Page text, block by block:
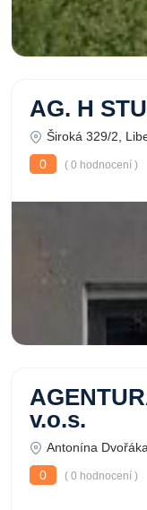
AG. H
Široká 329/2,
0
( 0 hodnocení )
v.o.s.
Antonína
0
( 0 hodnocení )